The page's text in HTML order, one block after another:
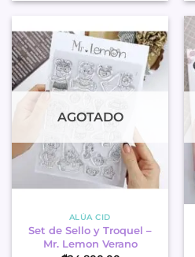
AGOTADO
ALÚA CID
Set de Sello y Troquel –
Mr. Lemon Verano